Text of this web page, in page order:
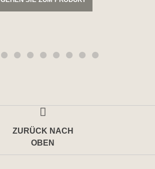
ZURÜCK NACH
OBEN